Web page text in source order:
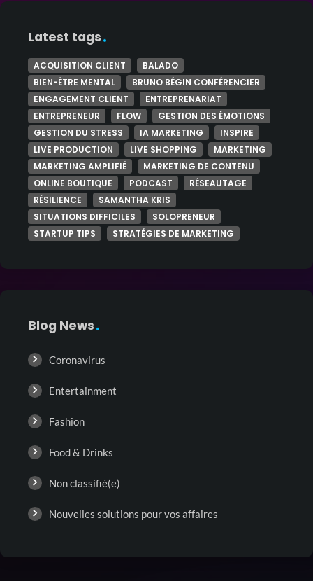
Latest tags
ACQUISITION CLIENT
BALADO
BIEN-ÊTRE MENTAL
BRUNO BÉGIN CONFÉRENCIER
ENGAGEMENT CLIENT
ENTREPRENARIAT
ENTREPRENEUR
FLOW
GESTION DES ÉMOTIONS
GESTION DU STRESS
IA MARKETING
INSPIRE
LIVE PRODUCTION
LIVE SHOPPING
MARKETING
MARKETING AMPLIFIÉ
MARKETING DE CONTENU
ONLINE BOUTIQUE
PODCAST
RÉSEAUTAGE
RÉSILIENCE
SAMANTHA KRIS
SITUATIONS DIFFICILES
SOLOPRENEUR
STARTUP TIPS
STRATÉGIES DE MARKETING
Blog News
Coronavirus
Entertainment
Fashion
Food & Drinks
Non classifié(e)
Nouvelles solutions pour vos affaires